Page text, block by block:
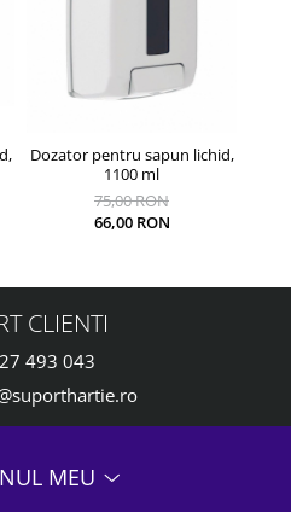
Dozator pentru sapun lichid,
1100 ml
75,00 RON
66,00 RON
CLIENTI
493 043
MEU